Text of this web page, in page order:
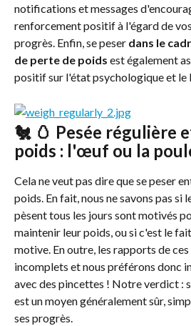
notifications et messages
renforcement positif à l'égard de
progrès. Enfin, se peser dans le
de perte de poids est également
positif sur l'état psychologique et le
🐔 🥚 Pesée régulière
poids : l'œuf ou la
Cela ne veut pas dire que se peser
poids. En fait, nous ne savons pas si
pèsent tous les jours sont motivés
maintenir leur poids, ou si c'est le
motive. En outre, les rapports de
incomplets et nous préférons donc
avec des pincettes ! Notre verdict :
est un moyen généralement sûr,
ses progrès.